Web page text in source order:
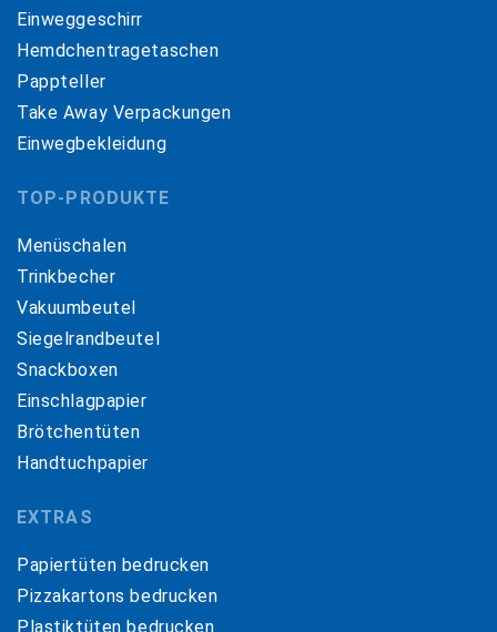
Einweggeschirr
Hemdchentragetaschen
Pappteller
Take Away Verpackungen
Einwegbekleidung
TOP-PRODUKTE
Menüschalen
Trinkbecher
Vakuumbeutel
Siegelrandbeutel
Snackboxen
Einschlagpapier
Brötchentüten
Handtuchpapier
EXTRAS
Papiertüten bedrucken
Pizzakartons bedrucken
Plastiktüten bedrucken